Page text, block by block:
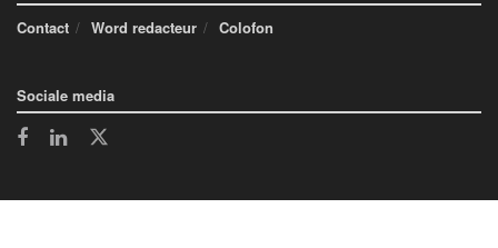
Contact
Word redacteur Colofon
Sociale media